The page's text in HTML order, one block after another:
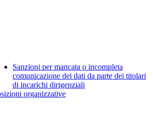
Sanzioni per mancata o incompleta
comunicazione dei dati da parte dei titolari
di incarichi dirigenziali
organizzative